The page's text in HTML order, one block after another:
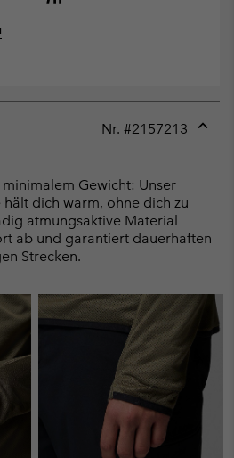
Nr. #2157213
Gewicht: Unser
dich warm, ohne dich zu
atmungsaktive Material
ab und garantiert dauerhaften
Strecken.